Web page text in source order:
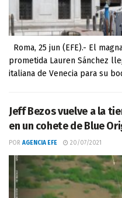
Roma, 25 jun (EFE).- El
prometida Lauren Sánchez
italiana de Venecia para su
Jeff Bezos vuelve a la
en un cohete de Blue
POR AGENCIA EFE 20/07/2021